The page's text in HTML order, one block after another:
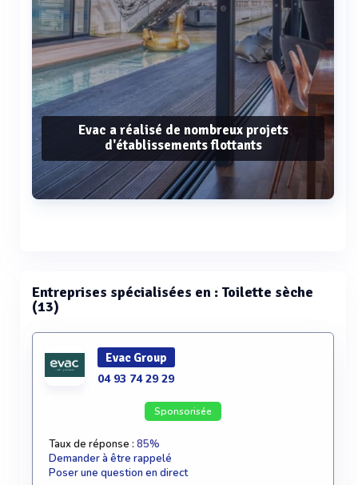
Evac a réalisé de nombreux projets
d'établissements flottants
Entreprises spécialisées en : Toilette sèche
(13)
Evac Group
04 93 74 29 29
Sponsorisée
Taux de réponse : 85%
Demander à être rappelé
Poser une question en direct